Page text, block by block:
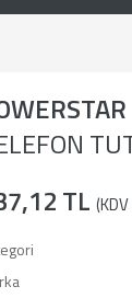
TL